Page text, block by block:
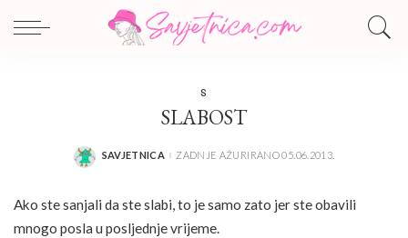
S
SLABOST
POSTED
SAVJETNICA ZADNJE AŽURIRANO 05.06.2013.
Ako ste sanjali da ste slabi, to je samo zato jer ste obavili
mnogo posla u posljednje vrijeme.